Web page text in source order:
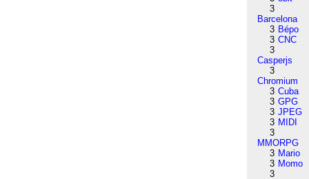
3
Barcelona
3 Bépo
3 CNC
3
Casperjs
3
Chromium
3 Cuba
3 GPG
3 JPEG
3 MIDI
3
MMORPG
3 Mario
3 Momo
3